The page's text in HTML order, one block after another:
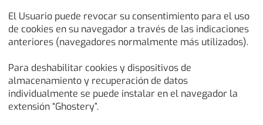
El Usuario puede revocar su consentimiento para el uso
de cookies en su navegador a través de las indicaciones
anteriores (navegadores normalmente más utilizados).
Para deshabilitar cookies y dispositivos de
almacenamiento y recuperación de datos
individualmente se puede instalar en el navegador la
extensión “Ghostery”.